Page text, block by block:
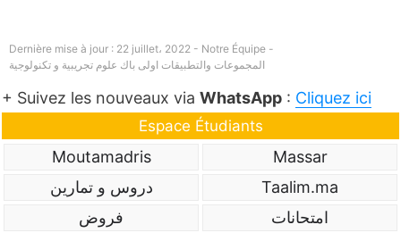
Dernière mise à jour : 22 juillet، 2022 - Notre Équipe -
المجموعات والتطبيقات اولى باك علوم تجريبية و تكنولوجية
+ Suivez les nouveaux via WhatsApp : Cliquez ici
Espace Étudiants
Massar
Moutamadris
Taalim.ma
دروس و تمارين
امتحانات
فروض